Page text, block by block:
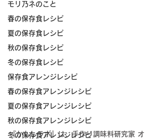
モリ乃ネのこと
春の保存食レシピ
夏の保存食レシピ
秋の保存食レシピ
冬の保存食レシピ
保存食アレンジレシピ
春の保存食アレンジレシピ
夏の保存食アレンジレシピ
秋の保存食アレンジレシピ
冬の保存食アレンジレシピ
『かもしラボ』は、手作り調味料研究家 オ